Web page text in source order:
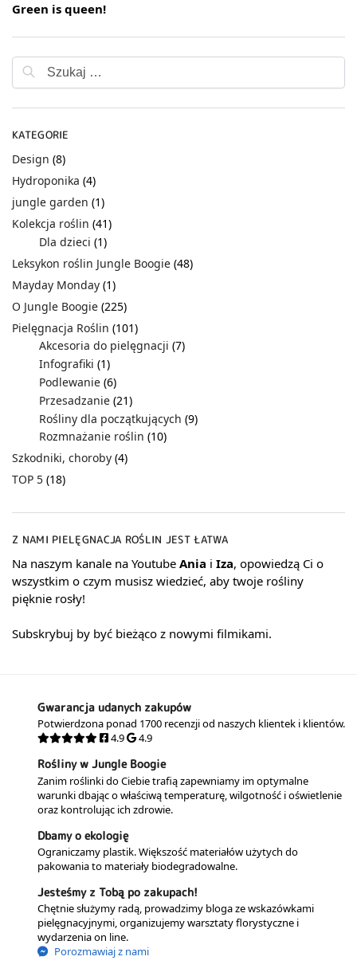
Green is queen!
KATEGORIE
Design (8)
Hydroponika (4)
jungle garden (1)
Kolekcja roślin (41)
Dla dzieci (1)
Leksykon roślin Jungle Boogie (48)
Mayday Monday (1)
O Jungle Boogie (225)
Pielęgnacja Roślin (101)
Akcesoria do pielęgnacji (7)
Infografiki (1)
Podlewanie (6)
Przesadzanie (21)
Rośliny dla początkujących (9)
Rozmnażanie roślin (10)
Szkodniki, choroby (4)
TOP 5 (18)
Z NAMI PIELĘGNACJA ROŚLIN JEST ŁATWA
Na naszym kanale na Youtube Ania i Iza, opowiedzą Ci o
wszystkim o czym musisz wiedzieć, aby twoje rośliny
pięknie rosły!
Subskrybuj by być bieżąco z nowymi filmikami.
Gwarancja udanych zakupów
Potwierdzona ponad 1700 recenzji od naszych klientek i klientów.
4.9
4.9
Rośliny w Jungle Boogie
Zanim roślinki do Ciebie trafią zapewniamy im optymalne
warunki dbając o właściwą temperaturę, wilgotność i oświetlenie
oraz kontrolując ich zdrowie.
Dbamy o ekologię
Ograniczamy plastik. Większość materiałów użytych do
pakowania to materiały biodegradowalne.
Jesteśmy z Tobą po zakupach!
Chętnie służymy radą, prowadzimy bloga ze wskazówkami
pielęgnacyjnymi, organizujemy warsztaty florystyczne i
wydarzenia on line.
Porozmawiaj z nami